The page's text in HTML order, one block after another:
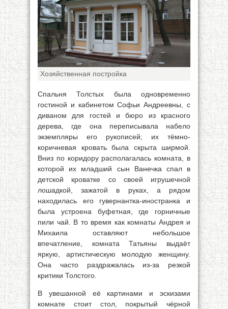
Хозяйственная постройка
Спальня Толстых была одновременно
гостиной и кабинетом Софьи Андреевны, с
диваном для гостей и бюро из красного
дерева, где она переписывала набело
экземпляры его рукописей; их тёмно-
коричневая кровать была скрыта ширмой.
Вниз по коридору располагалась комната, в
которой их младший сын Ванечка спал в
детской кроватке со своей игрушечной
лошадкой, зажатой в руках, а рядом
находилась его гувернантка-иностранка и
была устроена буфетная, где горничные
пили чай. В то время как комнаты Андрея и
Михаила оставляют небольшое
впечатление, комната Татьяны выдаёт
яркую, артистическую молодую женщину.
Она часто раздражалась из-за резкой
критики Толстого.
В увешанной её картинами и эскизами
комнате стоит стол, покрытый чёрной